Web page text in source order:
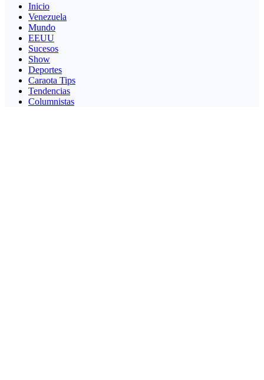
Inicio
Venezuela
Mundo
EEUU
Sucesos
Show
Deportes
Caraota Tips
Tendencias
Columnistas